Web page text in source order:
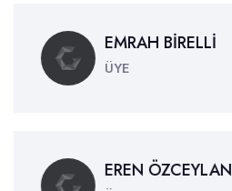
EMRAH BİRELLİ
ÜYE
EREN ÖZCEYLAN